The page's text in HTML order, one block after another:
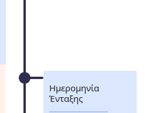
Ημερομηνία
Ένταξης